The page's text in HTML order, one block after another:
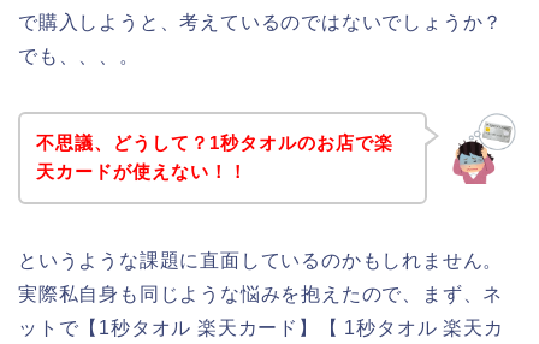
で購入しようと、考えているのではないでしょうか？
でも、、、。
不思議、どうして？1秒タオルのお店で楽
天カードが使えない！！
というような課題に直面しているのかもしれません。
実際私自身も同じような悩みを抱えたので、まず、ネ
ットで【1秒タオル 楽天カード】【 1秒タオル 楽天カ